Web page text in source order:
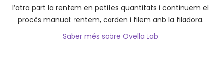
l’atra part la rentem en petites quantitats i continuem el
procès manual: rentem, carden i filem anb la filadora.
Saber més sobre Ovella Lab